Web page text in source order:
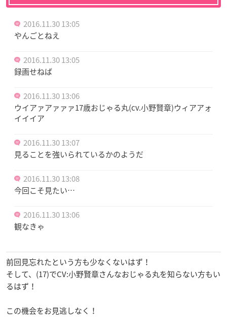
2016.11.30 13:05
やんごとねえ
2016.11.30 13:05
録画せねば
2016.11.30 13:06
ウイアァアァァァ17歳おじゃる丸(cv.小野賢章)ウィアアォ
イイイア
2016.11.30 13:07
見ることを強いられているかのようだ
2016.11.30 13:08
今回こそ見たい…
2016.11.30 13:06
観なきゃ
前回見忘れたという方も少なくないはず！
そして、(17)でCV:小野賢章さんなおじゃる丸を知らない方もい
るはず！
この機会をお見逃しなく！